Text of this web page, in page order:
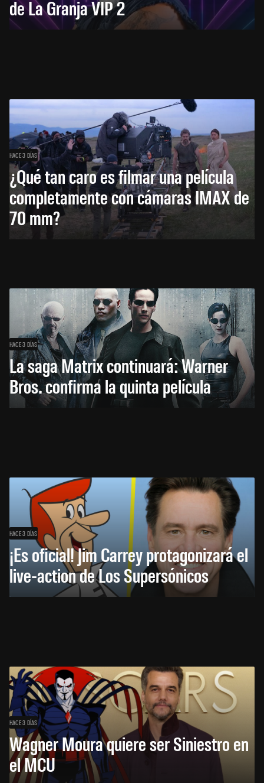
de La Granja VIP 2
HACE 3 DÍAS
¿Qué tan caro es filmar una película
completamente con cámaras IMAX de
70 mm?
HACE 3 DÍAS
La saga Matrix continuará: Warner
Bros. confirma la quinta película
HACE 3 DÍAS
¡Es oficial! Jim Carrey protagonizará el
live-action de Los Supersónicos
HACE 3 DÍAS
Wagner Moura quiere ser Siniestro en
el MCU